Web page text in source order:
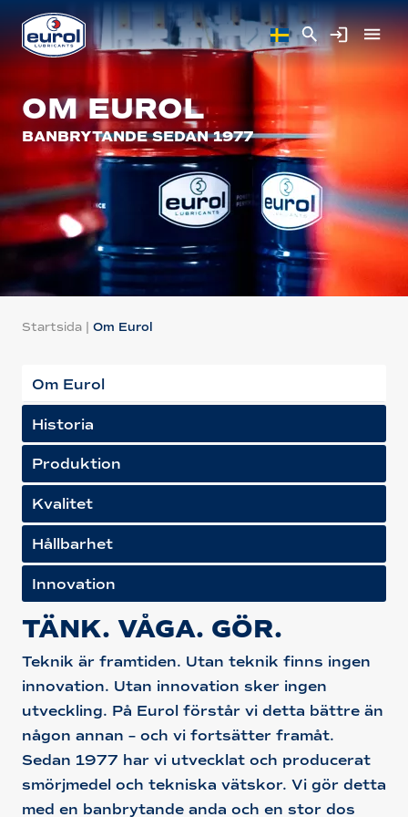
OM EUROL
BANBRYTANDE SEDAN 1977
Startsida | Om Eurol
Om Eurol
Historia
Produktion
Kvalitet
Hållbarhet
Innovation
TÄNK. VÅGA. GÖR.
Teknik är framtiden. Utan teknik finns ingen
innovation. Utan innovation sker ingen
utveckling. På Eurol förstår vi detta bättre än
någon annan – och vi fortsätter framåt.
Sedan 1977 har vi utvecklat och producerat
smörjmedel och tekniska vätskor. Vi gör detta
med en banbrytande anda och en stor dos